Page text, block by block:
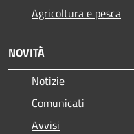
Agricoltura e pesca
NOVITÀ
Notizie
Comunicati
Avvisi